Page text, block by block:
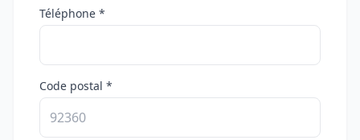
Téléphone *
Code postal *